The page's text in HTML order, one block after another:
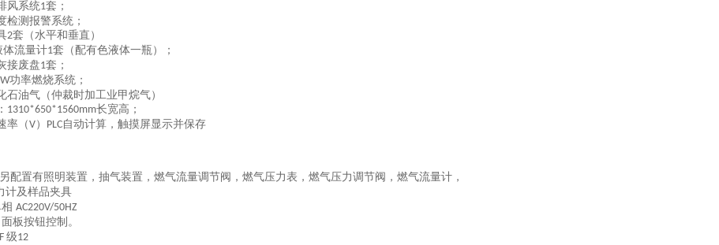
风系统1套；
检测报警系统；
2套（水平和垂直）
体流量计1套（配有色液体一瓶）；
接废盘1套；
功率燃烧系统；
石油气（仲裁时加工业甲烷气）
1310*650*1560mm长宽高 ；
率（V） PLC自动计算，触摸屏显示并保存
另配置有照明装置，抽气装置，燃气流量调节阀，燃气压力表，燃气压力调节阀，燃气流量计，
计及样品夹具
AC220V/50HZ
面板按钮控制。
F 级12